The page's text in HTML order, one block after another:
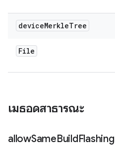
deviceMerkleTree
File
เมธอดสาธารณะ
allowSameBuildFlashing